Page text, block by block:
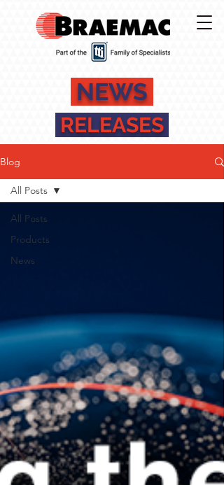
NEWS
RELEASES
Blog
All Posts
Products
News
All Posts